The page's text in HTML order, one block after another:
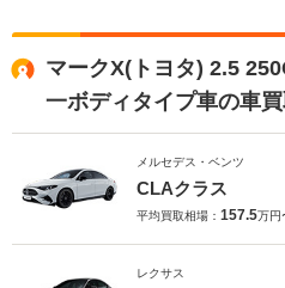
マークX(トヨタ) 2.5
一ボディタイプ車の車
メルセデス・ベンツ
CLAクラス
平均買取相場： 157.5万円
レクサス